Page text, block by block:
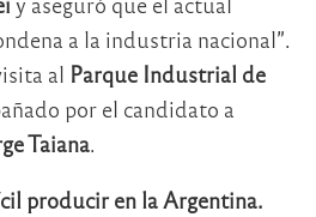
a la industria nacional”.
al Parque Industrial de
por el candidato a
Taiana.
producir en la Argentina.